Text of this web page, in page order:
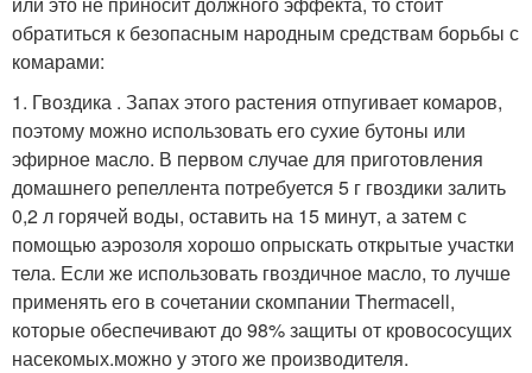
обратиться к безопасным народным средствам борьбы с
комарами:
1. Гвоздика . Запах этого растения отпугивает комаров,
поэтому можно использовать его сухие бутоны или
эфирное масло. В первом случае для приготовления
домашнего репеллента потребуется 5 г гвоздики залить
0,2 л горячей воды, оставить на 15 минут, а затем с
помощью аэрозоля хорошо опрыскать открытые участки
тела. Если же использовать гвоздичное масло, то лучше
применять его в сочетании скомпании Thermacell,
которые обеспечивают до 98% защиты от кровососущих
насекомых.можно у этого же производителя.